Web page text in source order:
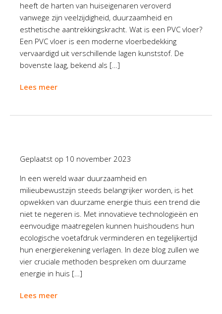
heeft de harten van huiseigenaren veroverd
vanwege zijn veelzijdigheid, duurzaamheid en
esthetische aantrekkingskracht. Wat is een PVC vloer?
Een PVC vloer is een moderne vloerbedekking
vervaardigd uit verschillende lagen kunststof. De
bovenste laag, bekend als […]
Lees meer
Geplaatst op 10 november 2023
In een wereld waar duurzaamheid en
milieubewustzijn steeds belangrijker worden, is het
opwekken van duurzame energie thuis een trend die
niet te negeren is. Met innovatieve technologieën en
eenvoudige maatregelen kunnen huishoudens hun
ecologische voetafdruk verminderen en tegelijkertijd
hun energierekening verlagen. In deze blog zullen we
vier cruciale methoden bespreken om duurzame
energie in huis […]
Lees meer